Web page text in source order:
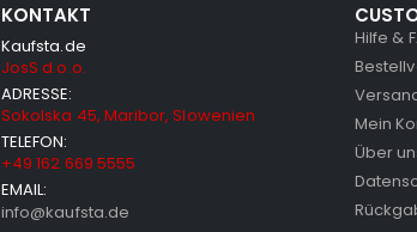
KONTAKT
Kaufsta.de
JosS d.o.o.
ADRESSE:
Sokolska 45, Maribor, Slowenien
TELEFON:
+49 162 669 5555
EMAIL:
info@kaufsta.de
Hilfe &
Mein
Über